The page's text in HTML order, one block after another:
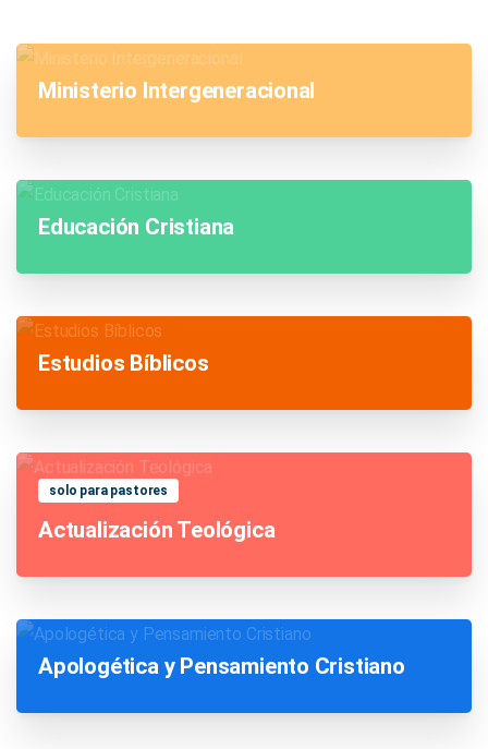
Ministerio Intergeneracional
Educación Cristiana
Estudios Bíblicos
solo para pastores
Actualización Teológica
Apologética y Pensamiento Cristiano